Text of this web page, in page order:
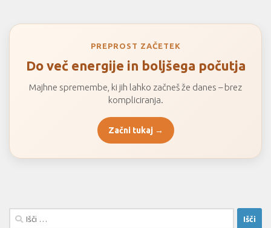
PREPROST ZAČETEK
Do več energije in boljšega počutja
Majhne spremembe, ki jih lahko začneš že danes – brez
kompliciranja.
Začni tukaj →
Išči: